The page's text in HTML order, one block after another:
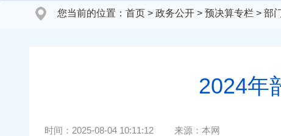
您当前的位置： 首页 > 政务公开 > 预决算专栏 > 部
2024年
时间： 2025-08-04 10:11:12 来源： 本网